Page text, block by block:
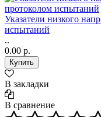
Указатели низкого
испытаний
..
0.00 р.
В закладки
В сравнение